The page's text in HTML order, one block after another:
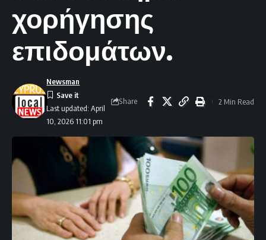
χορήγησης
επιδομάτων.
Last updated: April
10, 2026 11:01 pm
Newsman
Share 2 Min Read